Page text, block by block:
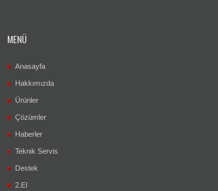
MENÜ
Anasayfa
Hakkımızda
Ürünler
Çözümler
Haberler
Teknik Servis
Destek
2.El